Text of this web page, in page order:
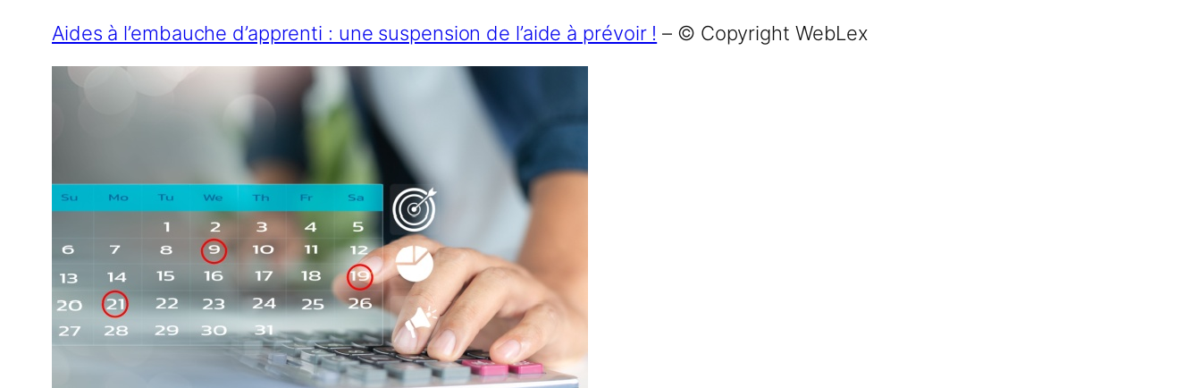
Aides à l’embauche d’apprenti : une suspension de l’aide à prévoir ! – © Copyright WebLex